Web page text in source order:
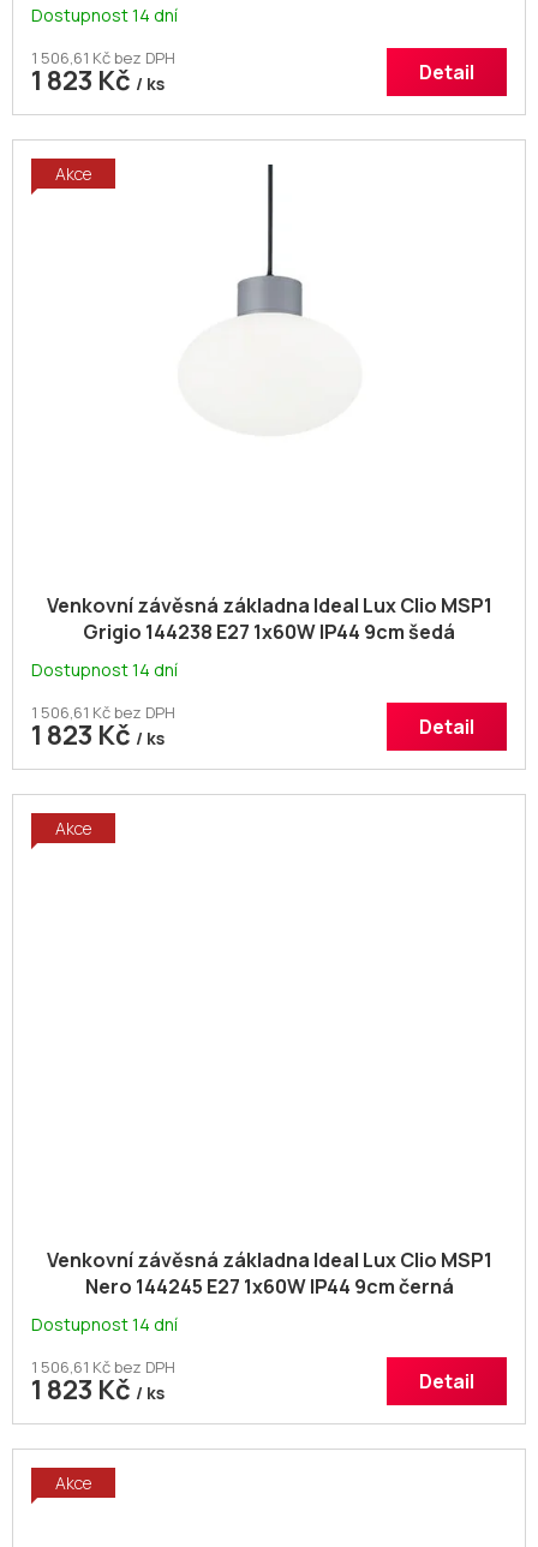
Dostupnost 14 dní
1 506,61 Kč bez DPH
1 823 Kč / ks Detail
Akce
Venkovní závěsná základna Ideal Lux Clio MSP1
Grigio 144238 E27 1x60W IP44 9cm šedá
Dostupnost 14 dní
1 506,61 Kč bez DPH
1 823 Kč / ks Detail
Akce
Venkovní závěsná základna Ideal Lux Clio MSP1
Nero 144245 E27 1x60W IP44 9cm černá
Dostupnost 14 dní
1 506,61 Kč bez DPH
1 823 Kč / ks Detail
Akce